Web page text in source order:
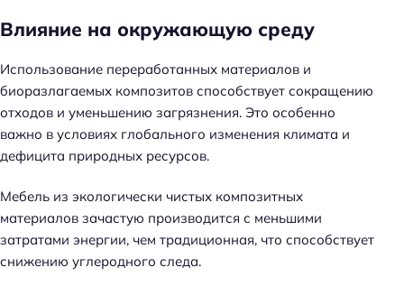
Влияние на окружающую среду
Использование переработанных материалов и
биоразлагаемых композитов способствует сокращению
отходов и уменьшению загрязнения. Это особенно
важно в условиях глобального изменения климата и
дефицита природных ресурсов.
Мебель из экологически чистых композитных
материалов зачастую производится с меньшими
затратами энергии, чем традиционная, что способствует
снижению углеродного следа.